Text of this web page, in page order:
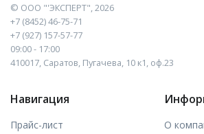
© ООО "'ЭКСПЕРТ", 2026
+7 (8452) 46-75-71
+7 (927) 157-57-77
09:00 - 17:00
410017, Саратов, Пугачева, 10 к1, оф.23
Навигация
Прайс-лист
О